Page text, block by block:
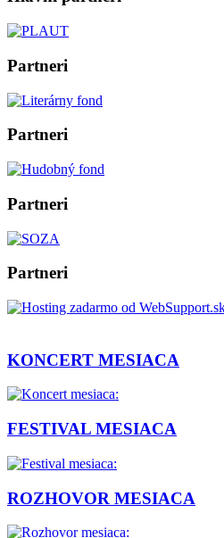
Partneri
Partneri
Partneri
Partneri
KONCERT MESIACA
FESTIVAL MESIACA
ROZHOVOR MESIACA